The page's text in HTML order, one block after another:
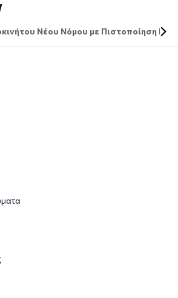
Νέου Νόμου με Πιστοποίηση DIN